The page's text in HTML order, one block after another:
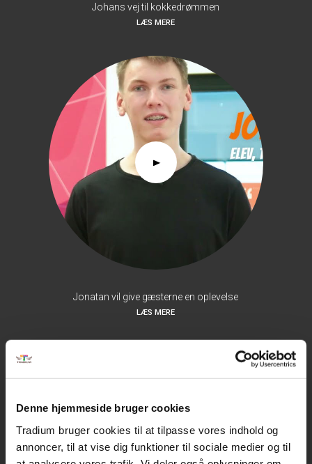
Denne hjemmeside bruger cookies
Tradium bruger cookies til at tilpasse vores indhold og
annoncer, til at vise dig funktioner til sociale medier og til
Johans vej til kokkedrømmen
LÆS MERE
Jonatan vil give gæsterne en oplevelse
LÆS MERE